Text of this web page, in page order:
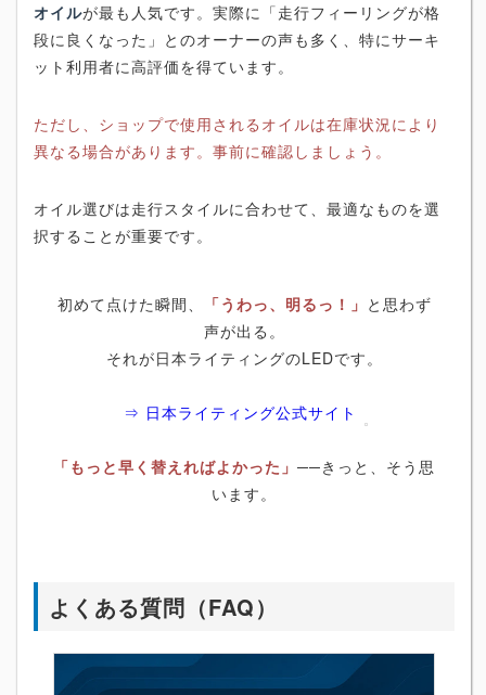
オイルが最も人気です。実際に「走行フィーリングが格
段に良くなった」とのオーナーの声も多く、特にサーキ
ット利用者に高評価を得ています。
ただし、ショップで使用されるオイルは在庫状況により
異なる場合があります。事前に確認しましょう。
オイル選びは走行スタイルに合わせて、最適なものを選
択することが重要です。
初めて点けた瞬間、 「うわっ、明るっ！」 と思わず
声が出る。
それが日本ライティングのLEDです。
⇒ 日本ライティング公式サイト
「もっと早く替えればよかった」 ──きっと、そう思
います。
よくある質問（FAQ）